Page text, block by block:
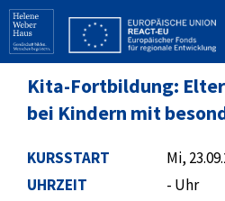
Kita-Fortbildung:
bei Kindern mit
KURSSTART
UHRZEIT
Mi,
- Uhr